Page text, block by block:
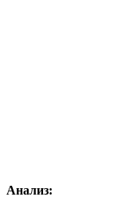
Анализ: